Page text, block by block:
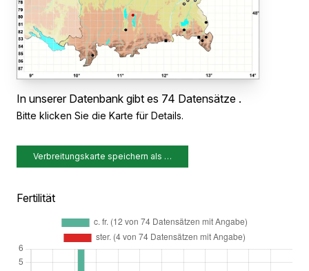
In unserer Datenbank gibt es 74 Datensätze .
Bitte klicken Sie die Karte für Details.
Verbreitungskarte speichern als …
Fertilität